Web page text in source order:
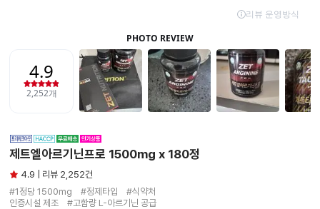
제트엘아르기닌프로 1500mg x 180정
4.9 | 리뷰 2,252건
#1정당 1500mg　#정제타입　#식약처
인증시설 제조　#고함량 L-아르기닌 공급